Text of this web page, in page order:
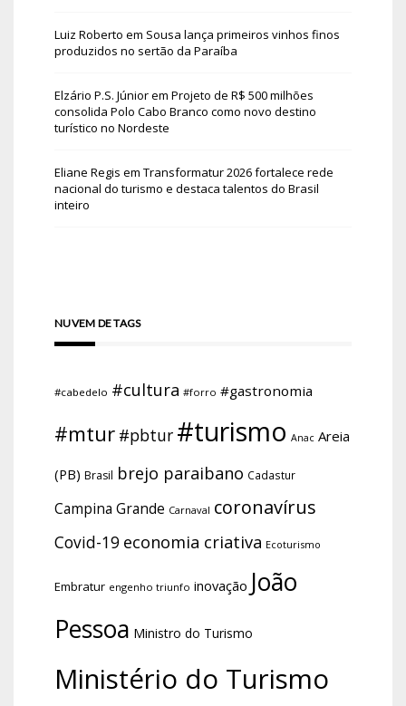
Luiz Roberto em Sousa lança primeiros vinhos finos
produzidos no sertão da Paraíba
Elzário P.S. Júniorem Projeto de R$ 500 milhões
consolida Polo Cabo Branco como novo destino
turístico no Nordeste
Eliane Regis em Transformatur 2026 fortalece rede
nacional do turismo e destaca talentos do Brasil
inteiro
NUVEM DE TAGS
#cabedelo #cultura #forro #gastronomia
#mtur #pbtur #turismo Anac Areia
(PB) Brasil brejo paraibano Cadastur
Campina Grande Carnaval coronavírus
Covid-19 economia criativa Ecoturismo
Embratur engenho triunfo inovação João
Pessoa Ministro do Turismo
Ministério do Turismo